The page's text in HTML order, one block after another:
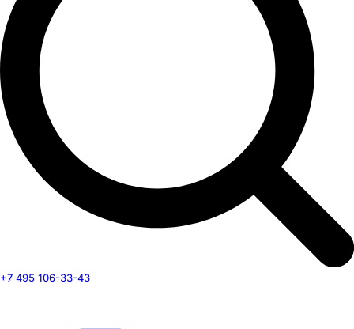
+7 495 106-33-43